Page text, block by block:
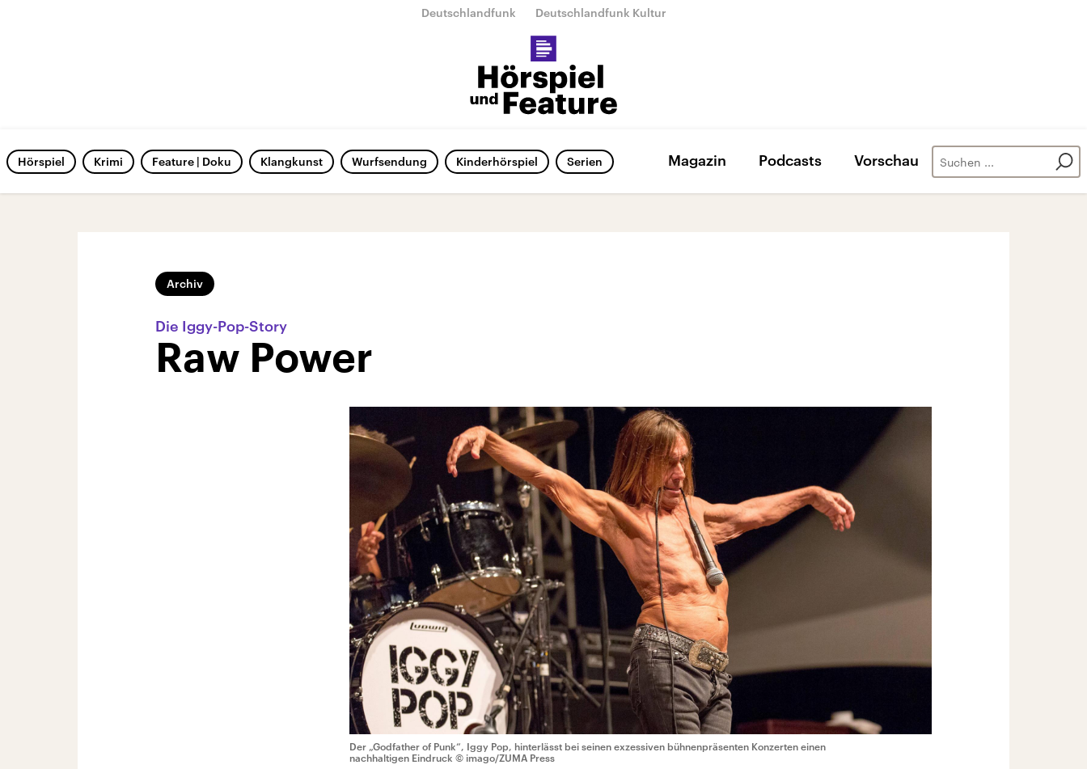
Deutschlandfunk Deutschlandfunk Kultur
Hörspiel Krimi Feature | Doku Klangkunst Wurfsendung Kinderhörspiel Serien Magazin Podcasts Vorschau
Archiv
Die Iggy-Pop-Story
Raw Power
Der „Godfather of Punk“, Iggy Pop, hinterlässt bei seinen exzessiven bühnenpräsenten Konzerten einen
nachhaltigen Eindruck © imago/ZUMA Press